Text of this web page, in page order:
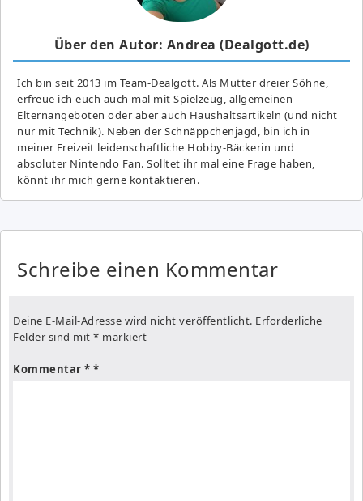
Über den Autor: Andrea (Dealgott.de)
Ich bin seit 2013 im Team-Dealgott. Als Mutter dreier Söhne,
erfreue ich euch auch mal mit Spielzeug, allgemeinen
Elternangeboten oder aber auch Haushaltsartikeln (und nicht
nur mit Technik). Neben der Schnäppchenjagd, bin ich in
meiner Freizeit leidenschaftliche Hobby-Bäckerin und
absoluter Nintendo Fan. Solltet ihr mal eine Frage haben,
könnt ihr mich gerne kontaktieren.
Schreibe einen Kommentar
Deine E-Mail-Adresse wird nicht veröffentlicht. Erforderliche
Felder sind mit * markiert
Kommentar *